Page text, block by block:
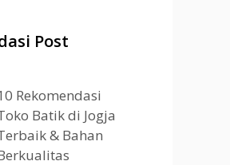
Post
Rekomendasi
Batik di Jogja
& Bahan